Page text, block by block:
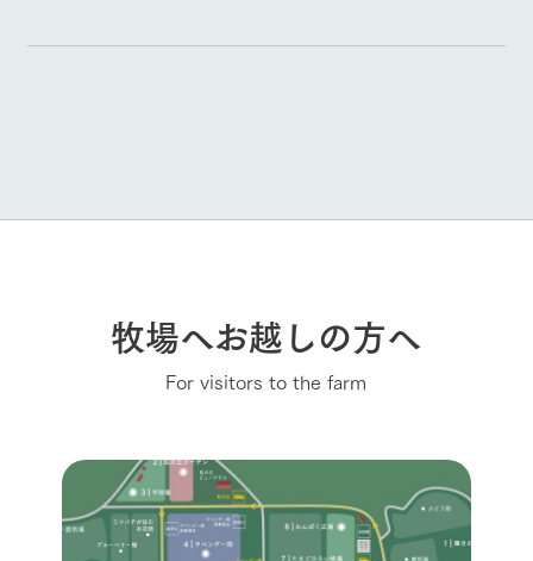
牧場へお越しの方へ
For visitors to the farm